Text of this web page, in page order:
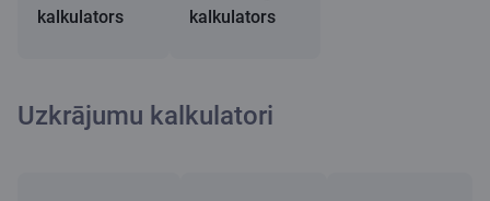
kalkulators
kalkulators
Uzkrājumu kalkulatori